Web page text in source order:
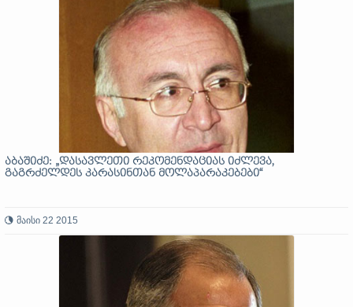
აბაშიძე: „დასავლეთი რეკომენდაციას იძლევა,
გაგრძელდეს კარასინთან მოლაპარაკებები“
მაისი 22 2015